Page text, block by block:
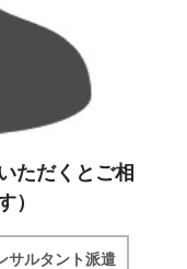
ただくとご相
）
サルタント派遣